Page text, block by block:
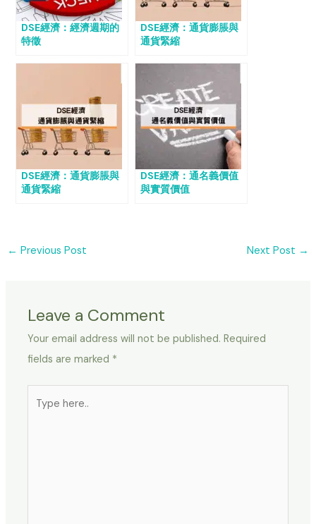
DSE經濟：經濟週期的
特徵
DSE經濟：通貨膨脹與
通貨緊縮
DSE經濟：通貨膨脹與
通貨緊縮
DSE經濟：通名義價值
與實質價值
← Previous Post Next Post →
Leave a Comment
Your email address will not be published. Required
fields are marked *